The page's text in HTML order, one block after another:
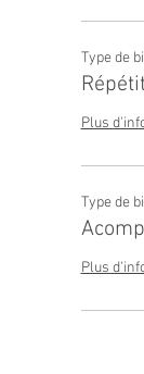
Type de
Plus
Type de
Plus